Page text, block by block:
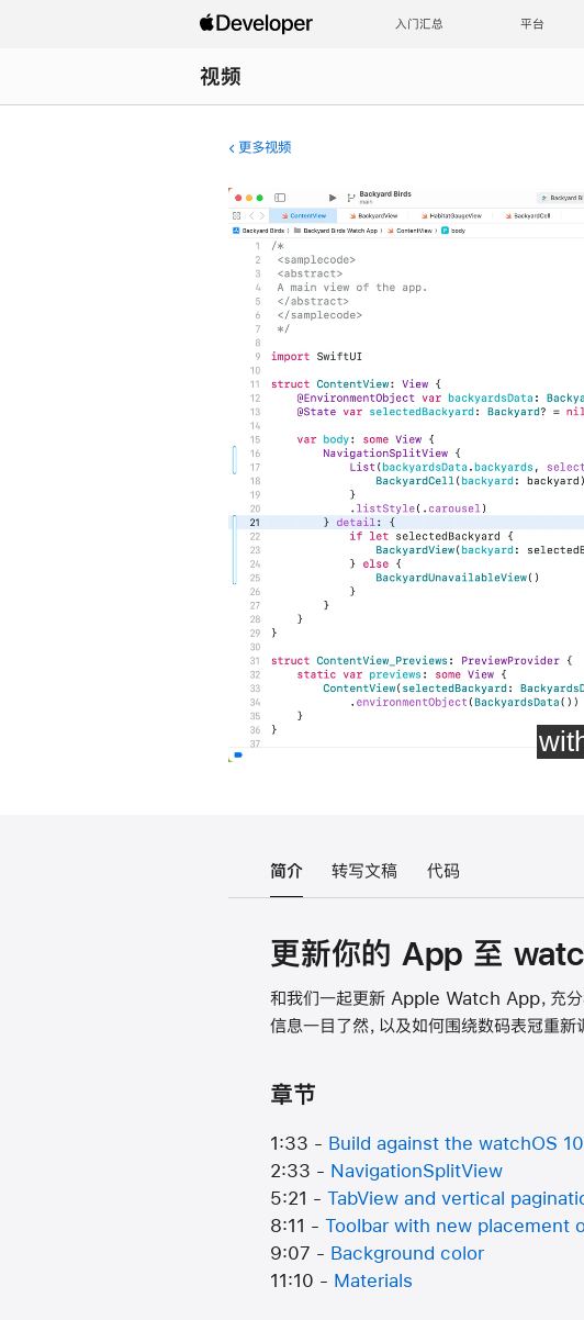
入门汇总 平台
视频
更多视频
简介 转写文稿 代码
更新你的 App 至
和我们一起更新 Apple Watch App，充
信息一目了然，以及如何围绕数码表冠重新
章节
1:33 - Build against the watchOS
2:33 - NavigationSplitView
5:21 -TabView and vertical
8:11 -Toolbar with new placement
9:07 - Background color
11:10 - Materials